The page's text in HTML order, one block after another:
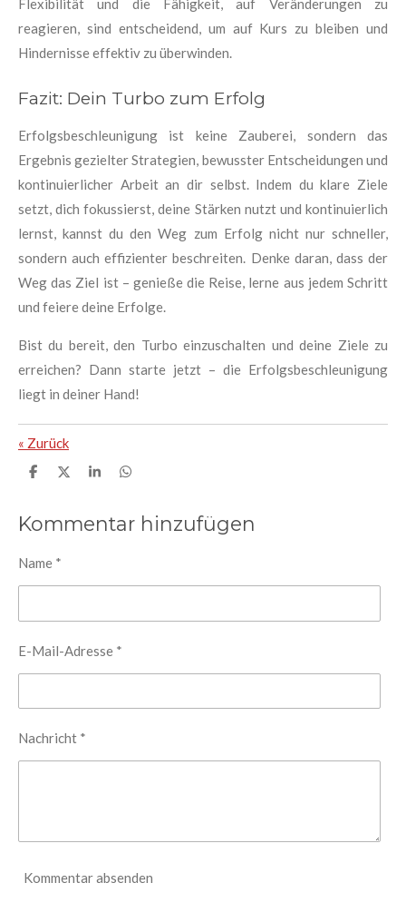
Flexibilität und die Fähigkeit, auf Veränderungen zu
reagieren, sind entscheidend, um auf Kurs zu bleiben und
Hindernisse effektiv zu überwinden.
Fazit: Dein Turbo zum Erfolg
Erfolgsbeschleunigung ist keine Zauberei, sondern das
Ergebnis gezielter Strategien, bewusster Entscheidungen und
kontinuierlicher Arbeit an dir selbst. Indem du klare Ziele
setzt, dich fokussierst, deine Stärken nutzt und kontinuierlich
lernst, kannst du den Weg zum Erfolg nicht nur schneller,
sondern auch effizienter beschreiten. Denke daran, dass der
Weg das Ziel ist – genieße die Reise, lerne aus jedem Schritt
und feiere deine Erfolge.
Bist du bereit, den Turbo einzuschalten und deine Ziele zu
erreichen? Dann starte jetzt – die Erfolgsbeschleunigung
liegt in deiner Hand!
« Zurück
T
l
e
T
l
e
T
e
T
l
e
Kommentar hinzufügen
Name *
E-Mail-Adresse *
Nachricht *
Kommentar absenden